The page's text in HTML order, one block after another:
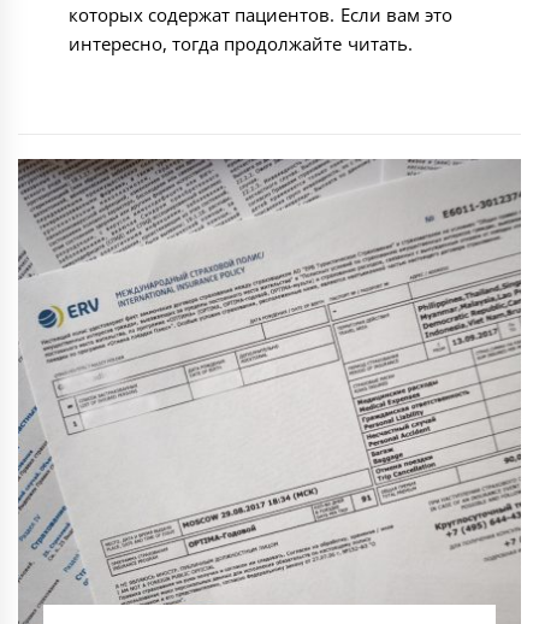
которых содержат пациентов. Если вам это
интересно, тогда продолжайте читать.